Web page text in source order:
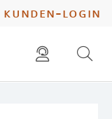
kunden-login